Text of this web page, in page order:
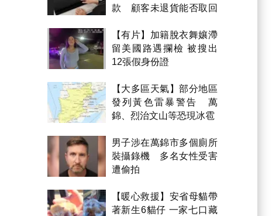
款 顧客未退貨能否取回
【有片】加籍脫衣舞孃滯
留美國路遇攔檢 被搜出
12張假身份證
【大多區天氣】部分地區
發列黃色雷暴警告 萬
錦、烈治文山等恐現冰雹
男子涉在萬錦市多個廁所
裝攝錄機 多名女性受害
遭偷拍
【暖心救援】安省母貓帶
著新生6貓仔 一家七口藏